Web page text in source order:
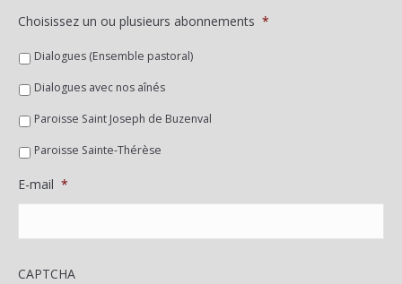
Choisissez un ou plusieurs abonnements *
Dialogues (Ensemble pastoral)
Dialogues avec nos aînés
Paroisse Saint Joseph de Buzenval
Paroisse Sainte-Thérèse
E-mail *
CAPTCHA